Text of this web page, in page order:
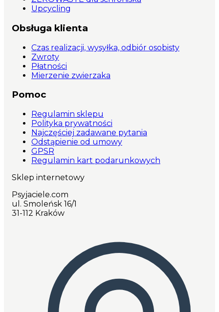
Upcycling
Obsługa klienta
Czas realizacji, wysyłka, odbiór osobisty
Zwroty
Płatności
Mierzenie zwierzaka
Pomoc
Regulamin sklepu
Polityka prywatności
Najczęściej zadawane pytania
Odstąpienie od umowy
GPSR
Regulamin kart podarunkowych
Sklep internetowy
Psyjaciele.com
ul. Smoleńsk 16/1
31-112 Kraków